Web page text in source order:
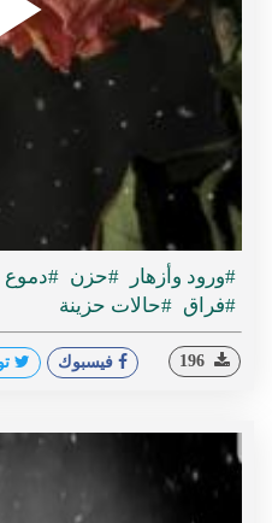
#ورود وأزهار #حزن #دموع
#فراق #حالات حزينة
فيسبوك